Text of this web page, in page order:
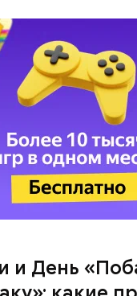
и День